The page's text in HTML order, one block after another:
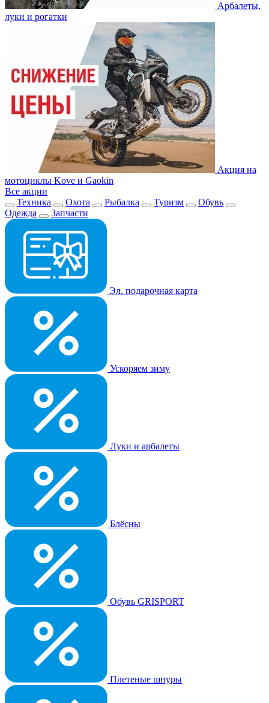
Арбалеты,
луки и рогатки
Акция на
мотоциклы Kove и Gaokin
Все акции
Техника
Охота Рыбалка Туризм
Обувь
Одежда
Запчасти
Эл. подарочная карта
Ускоряем зиму
Луки и арбалеты
Блёсны
Обувь GRISPORT
Плетеные шнуры